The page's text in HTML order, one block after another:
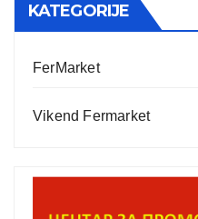
KATEGORIJE
FerMarket
Vikend Fermarket